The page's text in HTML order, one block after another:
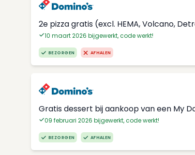
2e pizza gratis (excl. HEMA, Volcano,
10 maart 2026 bijgewerkt, code werkt!
BEZORGEN AFHALEN
Gratis dessert bij aankoop van een My
09 februari 2026 bijgewerkt, code werkt!
BEZORGEN AFHALEN